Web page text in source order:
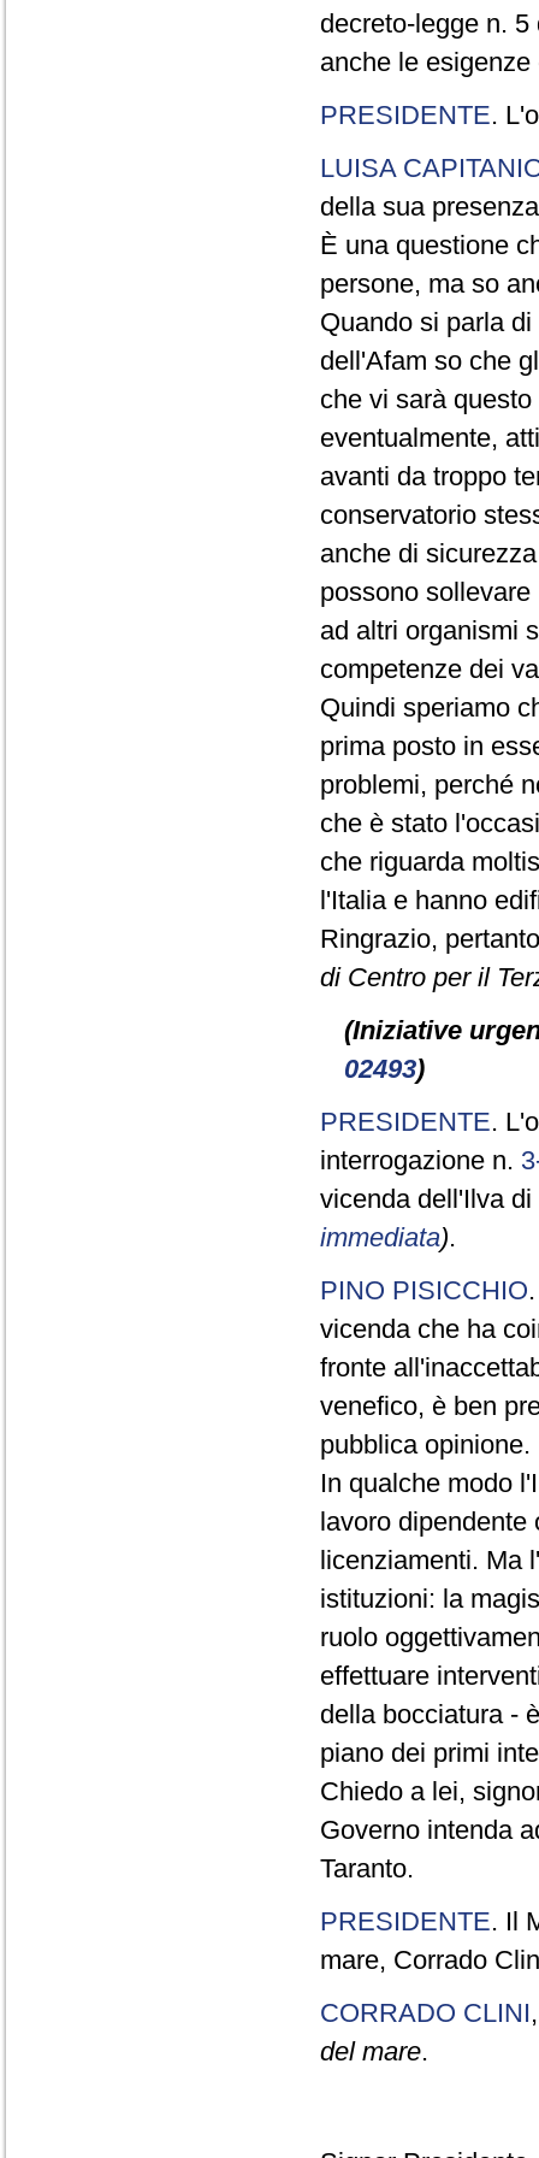
decreto-legge n.
anche le
PRESIDENTE.
LUISA
della sua
È una questione
persone, ma so
Quando si parla
dell'Afam so che
che vi sarà
eventualmente,
avanti da troppo
conservatorio
anche di
possono
ad altri organismi
competenze dei
Quindi speriamo
prima posto in
problemi, perché
che è stato
che riguarda
l'Italia e hanno
Ringrazio,
di Centro per il
(Iniziative
02493)
PRESIDENTE.
interrogazione n.
vicenda dell'Ilva
immediata).
PINO PISICCHIO
vicenda che ha
fronte
venefico, è ben
pubblica opinione.
In qualche modo
lavoro dipendente
licenziamenti. Ma
istituzioni: la
ruolo
effettuare
della bocciatura -
piano dei primi
Chiedo a lei,
Governo intenda
Taranto.
PRESIDENTE. Il
mare, Corrado
CORRADO CLINI
del mare.